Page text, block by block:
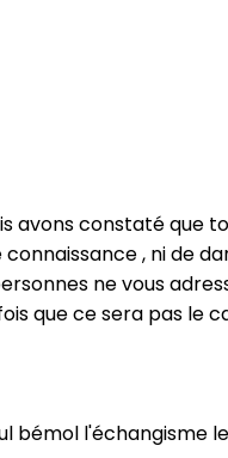
avons constaté que
, ni de
ne vous
que ce sera pas le
bémol l'échangisme